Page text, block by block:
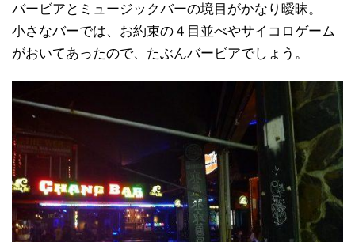
バービアとミュージックバーの境目がかなり曖昧。
小さなバーでは、お約束の４目並べやサイコロゲーム
がおいてあったので、たぶんバービアでしょう。